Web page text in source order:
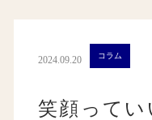
2024.09.20 コラム
笑顔って